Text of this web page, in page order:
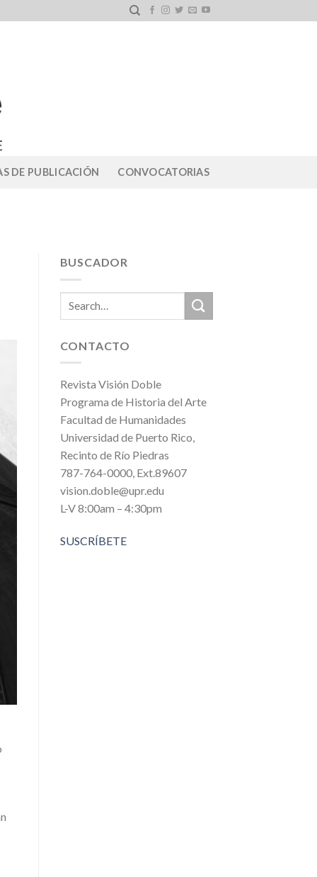
DE PUBLICACIÓN CONVOCATORIAS
BUSCADOR
CONTACTO
Revista Visión Doble
Programa de Historia del Arte
Facultad de Humanidades
Universidad de Puerto Rico,
Recinto de Río Piedras
787-764-0000, Ext.89607
vision.doble@upr.edu
L-V 8:00am – 4:30pm
SUSCRÍBETE